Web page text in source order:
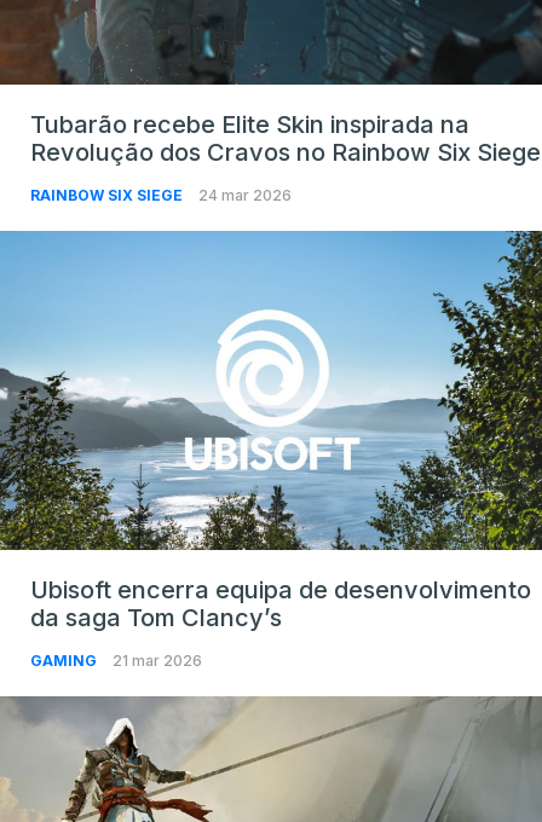
Tubarão recebe Elite Skin inspirada na
Revolução dos Cravos no Rainbow Six Siege
RAINBOW SIX SIEGE 24 mar 2026
Ubisoft encerra equipa de desenvolvimento
da saga Tom Clancy’s
GAMING 21 mar 2026